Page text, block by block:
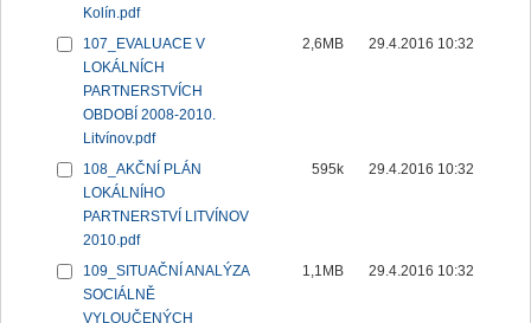
Kolín.pdf
107_EVALUACE V
LOKÁLNÍCH
PARTNERSTVÍCH
OBDOBÍ 2008-2010.
Litvínov.pdf
2,6MB 29.4.2016 10:32
108_AKČNÍ PLÁN
LOKÁLNÍHO
PARTNERSTVÍ LITVÍNOV
2010.pdf
595k 29.4.2016 10:32
109_SITUAČNÍ ANALÝZA
SOCIÁLNĚ
VYLOUČENÝCH
1,1MB 29.4.2016 10:32